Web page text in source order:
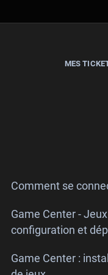
MES
Comment se
Game Center -
configuration et
Game Center :